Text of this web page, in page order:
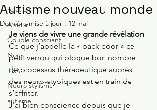
relation
Amour
Couple conscient
Nous
TSA
Neuro stylisme
autisme
Autisme nouveau monde
Dernière mise à jour : 12 mai
Je viens de vivre une grande révélation
Ce que j’appelle la « back door » ce
petit verrou qui bloque bon nombre
de processus thérapeutique auprès
des neuro-atypiques est en train de
s’effriter.
J’ai bien conscience depuis que je